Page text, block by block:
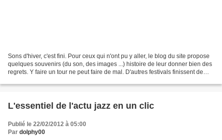
Sons d'hiver, c'est fini. Pour ceux qui n'ont pu y aller, le blog du site propose
quelques souvenirs (du son, des images ...) histoire de leur donner bien des
regrets. Y faire un tour ne peut faire de mal. D'autres festivals finissent de
L'essentiel de l'actu jazz en un clic
Publié le 22/02/2012 à 05:00
Par dolphy00